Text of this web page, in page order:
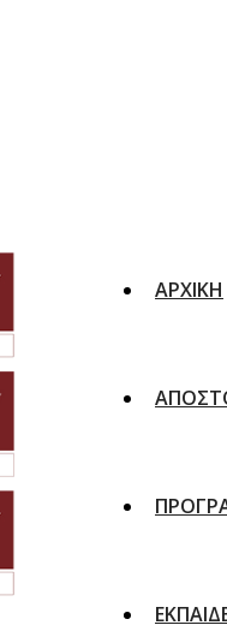
ΑΡΧΙΚΗ